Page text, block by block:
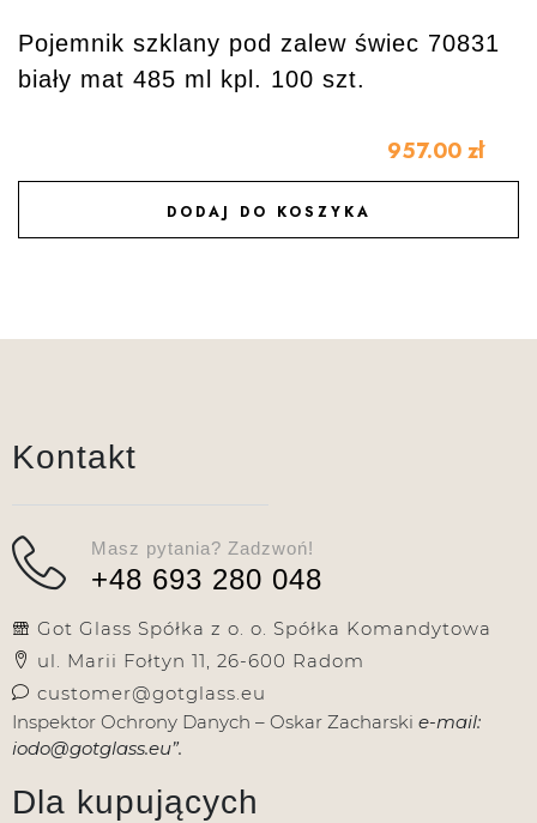
Pojemnik szklany pod zalew świec 70831
biały mat 485 ml kpl. 100 szt.
957.00 zł
DODAJ DO KOSZYKA
DODAJ DO ULUBIONYCH
Kontakt
Masz pytania? Zadzwoń!
+48 693 280 048
Got Glass Spółka z o. o. Spółka Komandytowa
ul. Marii Fołtyn 11, 26-600 Radom
customer@gotglass.eu
Inspektor Ochrony Danych – Oskar Zacharski e-mail:
iodo@gotglass.eu”.
Dla kupujących